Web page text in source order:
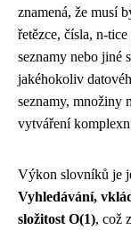
znamená, že musí
řetězce, čísla, n-
seznamy nebo jiné
jakéhokoliv
seznamy, množiny
vytváření
Výkon slovníků je
Vyhledávání,
složitost O(1), což